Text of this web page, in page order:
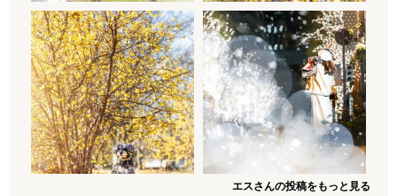
エスさんの投稿をもっと見る